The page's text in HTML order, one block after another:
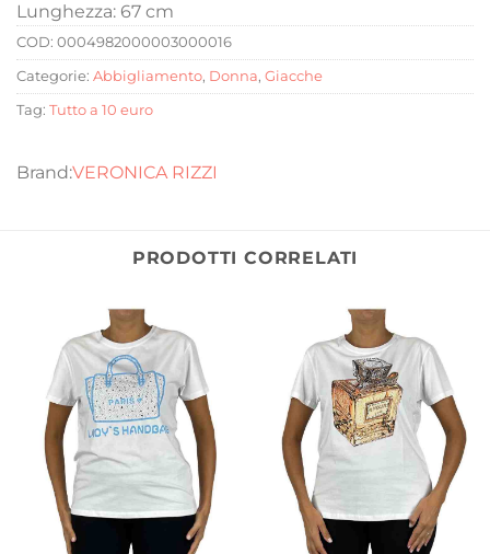
Lunghezza: 67 cm
COD: 0004982000003000016
Categorie: Abbigliamento, Donna, Giacche
Tag: Tutto a 10 euro
VERONICA RIZZI
PRODOTTI CORRELATI